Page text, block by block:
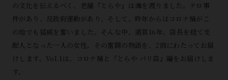
の文化を伝えるべく、老舗『とらや』は海を渡りました。テロ事
件があり、反政府運動があり、そして、昨年からはコロナ禍がこ
の地でも猛威を奮いました。そんな中、通算16年、店長を経て支
配人となった一人の女性。その奮闘の物語を、2回にわたってお届
けします。Vol.1は、コロナ禍と『とらや パリ店』編をお届けしま
す。